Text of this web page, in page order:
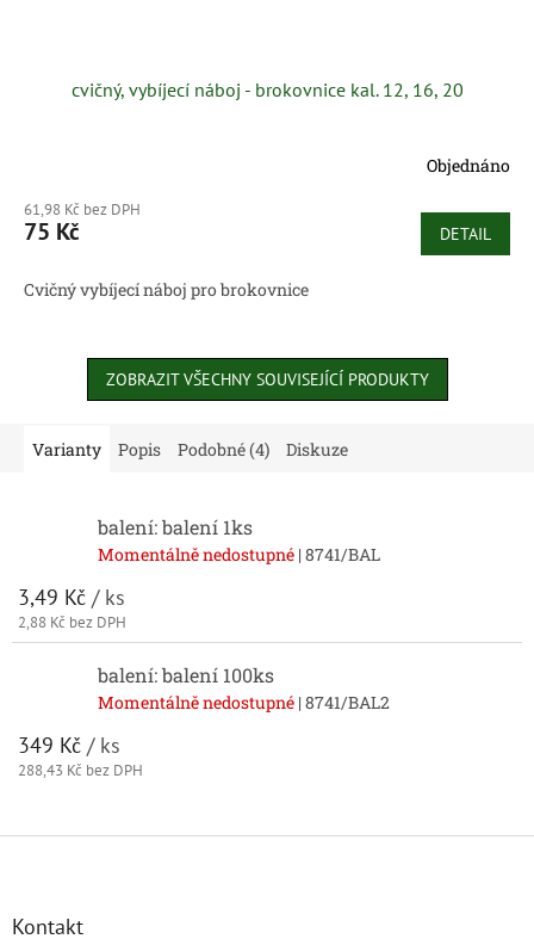
cvičný, vybíjecí náboj - brokovnice kal. 12, 16, 20
Objednáno
61,98 Kč bez DPH
75 Kč DETAIL
Cvičný vybíjecí náboj pro brokovnice
ZOBRAZIT VŠECHNY SOUVISEJÍCÍ PRODUKTY
Varianty Popis Podobné (4) Diskuze
balení: balení 1ks
Momentálně nedostupné | 8741/BAL
3,49 Kč / ks
2,88 Kč bez DPH
balení: balení 100ks
Momentálně nedostupné | 8741/BAL2
349 Kč / ks
288,43 Kč bez DPH
Z
Kontakt